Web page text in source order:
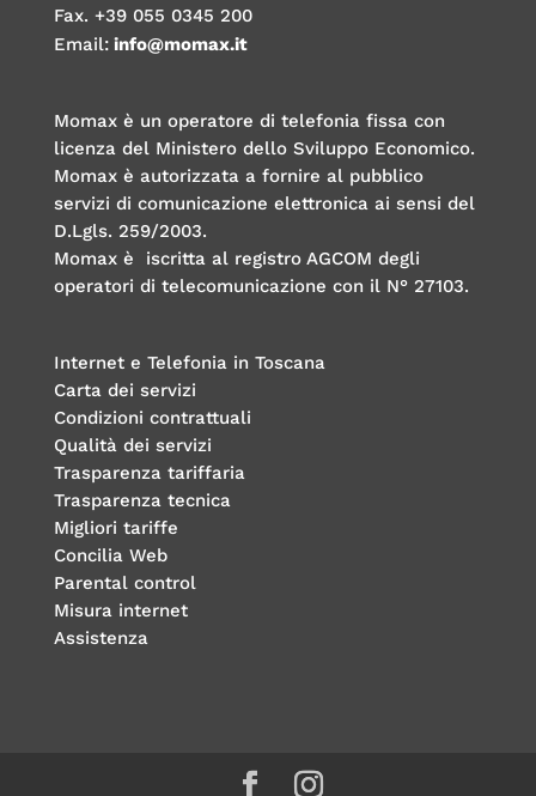
Fax. +39 055 0345 200
Email: info@momax.it
Momax è un operatore di telefonia fissa con
licenza del Ministero dello Sviluppo Economico.
Momax è autorizzata a fornire al pubblico
servizi di comunicazione elettronica ai sensi del
D.Lgls. 259/2003.
Momax è iscritta al registro AGCOM degli
operatori di telecomunicazione con il N° 27103.
Internet e Telefonia in Toscana
Carta dei servizi
Condizioni contrattuali
Qualità dei servizi
Trasparenza tariffaria
Trasparenza tecnica
Migliori tariffe
Concilia Web
Parental control
Misura internet
Assistenza